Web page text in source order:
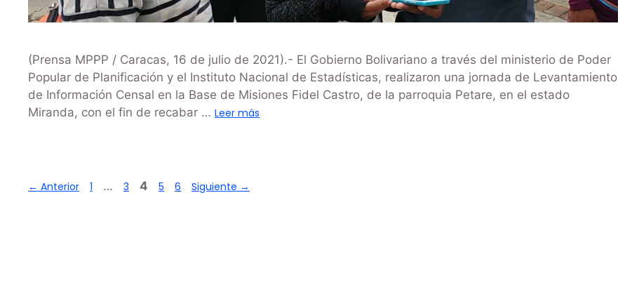
(Prensa MPPP / Caracas, 16 de julio de 2021).- El Gobierno Bolivariano a través del ministerio de Poder
Popular de Planificación y el Instituto Nacional de Estadísticas, realizaron una jornada de Levantamiento
de Información Censal en la Base de Misiones Fidel Castro, de la parroquia Petare, en el estado
Miranda, con el fin de recabar … Leer más
← Anterior 1 … 3 4 5 6 Siguiente →